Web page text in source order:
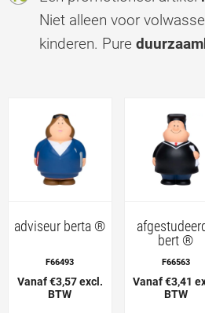
Niet alleen voor
kinderen. Pure
adviseur berta ®
F66493
Vanaf €3,57 excl.
BTW
bert ®
F66563
Vanaf €3,41
BTW